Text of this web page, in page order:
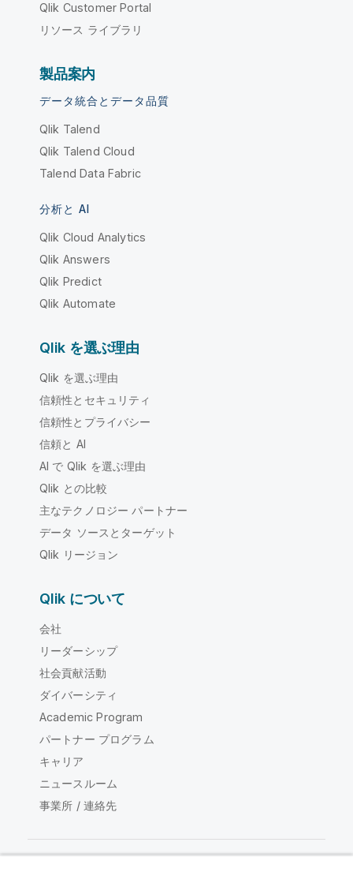
Qlik Customer Portal
リソース ライブラリ
製品案内
データ統合とデータ品質
Qlik Talend
Qlik Talend Cloud
Talend Data Fabric
分析と AI
Qlik Cloud Analytics
Qlik Answers
Qlik Predict
Qlik Automate
Qlik を選ぶ理由
Qlik を選ぶ理由
信頼性とセキュリティ
信頼性とプライバシー
信頼と AI
AI で Qlik を選ぶ理由
Qlik との比較
主なテクノロジー パートナー
データ ソースとターゲット
Qlik リージョン
Qlik について
会社
リーダーシップ
社会貢献活動
ダイバーシティ
Academic Program
パートナー プログラム
キャリア
ニュースルーム
事業所 / 連絡先